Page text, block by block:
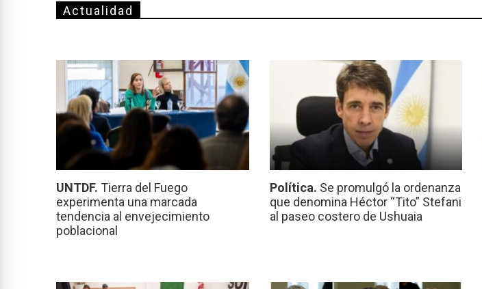
Actualidad
UNTDF. Tierra del Fuego
experimenta una marcada
tendencia al envejecimiento
poblacional
Política. Se promulgó la ordenanza
que denomina Héctor “Tito” Stefani
al paseo costero de Ushuaia